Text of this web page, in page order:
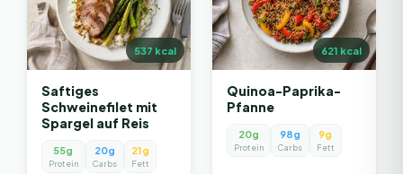
537 kcal
Saftiges
Schweinefilet mit
Spargel auf Reis
55g
Protein
20g
Carbs
21g
Fett
621 kcal
Quinoa-Paprika-
Pfanne
20g
Protein
98g
Carbs
9g
Fett